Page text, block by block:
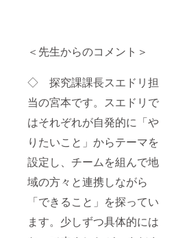
＜先生からのコメント＞
◇ 探究課課長スエドリ担
当の宮本です。スエドリで
はそれぞれが自発的に「や
りたいこと」からテーマを
設定し、チームを組んで地
域の方々と連携しながら
「できること」を探ってい
ます。少しずつ具体的には